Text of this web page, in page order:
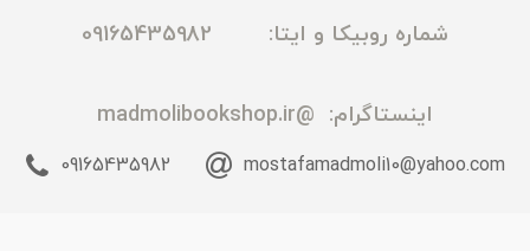
شماره روبیکا و ایتا: 09165435982
اینستاگرام: @madmolibookshop.ir
mostafamadmoli10@yahoo.com
09165435982